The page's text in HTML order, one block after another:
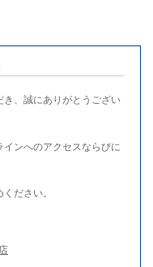
き、誠にありがとうござい
ンへのアクセスならびに
ださい。